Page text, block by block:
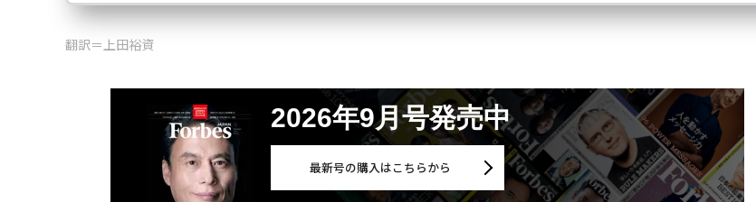
翻訳＝上田裕資
2026年9月号発売中
最新号の購入はこちらから